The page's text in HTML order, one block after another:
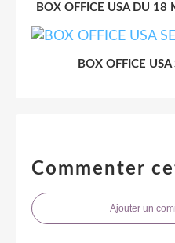
BOX OFFICE USA DU
BOX OFFICE
Commenter
Ajouter un